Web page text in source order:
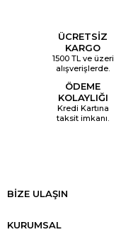
ÜCRETSİZ
KARGO
1500 TL ve üzeri
alışverişlerde.
ÖDEME
KOLAYLIĞI
Kredi Kartına
taksit imkanı.
BİZE ULAŞIN
KURUMSAL